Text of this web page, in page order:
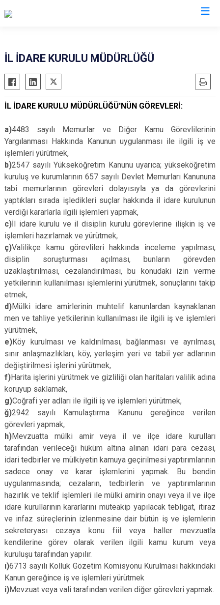
İL İDARE KURULU MÜDÜRLÜĞÜ
İL İDARE KURULU MÜDÜRLÜĞÜ'NÜN GÖREVLERİ:
a)4483 sayılı Memurlar ve Diğer Kamu Görevlilerinin
Yargılanması Hakkında Kanunun uygulanması ile ilgili iş ve
işlemleri yürütmek,
b)2547 sayılı Yükseköğretim Kanunu uyarıca; yükseköğretim
kuruluş ve kurumlarının 657 sayılı Devlet Memurları Kanununa
tabi memurlarının görevleri dolayısıyla ya da görevlerini
yaptıkları sırada işledikleri suçlar hakkında il idare kurulunun
verdiği kararlarla ilgili işlemleri yapmak,
c)İl idare kurulu ve il disiplin kurulu görevlerine ilişkin iş ve
işlemleri hazırlamak ve yürütmek,
ç)Valilikçe kamu görevlileri hakkında inceleme yapılması,
disiplin soruşturması açılması, bunların görevden
uzaklaştırılması, cezalandırılması, bu konudaki izin verme
yetkilerinin kullanılması işlemlerini yürütmek, sonuçlarını takip
etmek,
d)Mülki idare amirlerinin muhtelif kanunlardan kaynaklanan
men ve tahliye yetkilerinin kullanılması ile ilgili iş ve işlemleri
yürütmek,
e)Köy kurulması ve kaldırılması, bağlanması ve ayrılması,
sınır anlaşmazlıkları, köy, yerleşim yeri ve tabiî yer adlarının
değiştirilmesi işlerini yürütmek,
f)Harita işlerini yürütmek ve gizliliği olan haritaları valilik adına
koruyup saklamak,
g)Coğrafi yer adları ile ilgili iş ve işlemleri yürütmek,
ğ)2942 sayılı Kamulaştırma Kanunu gereğince verilen
görevleri yapmak,
h)Mevzuatta mülki amir veya il ve ilçe idare kurulları
tarafından verileceği hüküm altına alınan idari para cezası,
idari tedbirler ve mülkiyetin kamuya geçirilmesi yaptırımlarının
sadece onay ve karar işlemlerini yapmak. Bu bendin
uygulanmasında; cezaların, tedbirlerin ve yaptırımlarının
hazırlık ve teklif işlemleri ile mülki amirin onayı veya il ve ilçe
idare kurullarının kararlarını müteakip yapılacak tebligat, itiraz
ve infaz süreçlerinin izlenmesine dair bütün iş ve işlemlerin
sekreteryası cezaya konu fiil veya haller mevzuatla
kendilerine görev olarak verilen ilgili kamu kurum veya
kuruluşu tarafından yapılır.
ı)6713 sayılı Kolluk Gözetim Komisyonu Kurulması hakkındaki
Kanun gereğince iş ve işlemleri yürütmek
i)Mevzuat veya vali tarafından verilen diğer görevleri yapmak.